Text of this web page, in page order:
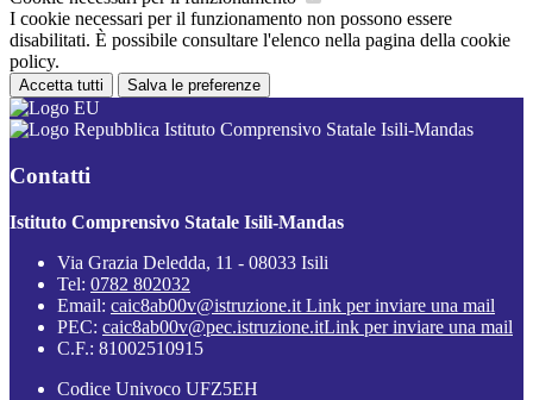
I cookie necessari per il funzionamento non possono essere
disabilitati. È possibile consultare l'elenco nella pagina della cookie
policy.
Accetta tutti Salva le preferenze
Istituto Comprensivo Statale Isili-Mandas
Contatti
Istituto Comprensivo Statale Isili-Mandas
Via Grazia Deledda, 11 - 08033 Isili
Tel: 0782 802032
Email: caic8ab00v@istruzione.it Link per inviare una mail
PEC: caic8ab00v@pec.istruzione.itLink per inviare una mail
C.F.: 81002510915
Codice Univoco UFZ5EH